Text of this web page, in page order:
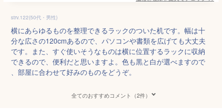
strv.122(50代・男性)
横にあらゆるものを整理できるラックのついた机です。幅は十
分な広さの120cmあるので、パソコンや書類を広げても大丈夫
です。また、すぐ使いそうなものは横に位置するラックに収納
できるので、便利だと思いますよ。色も黒と白が選べますので
、部屋に合わせて好みのものをどうぞ。
全てのおすすめコメント（2件）